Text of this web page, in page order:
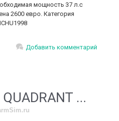
мощность 37 л.с
2600 евро. Категория
Добавить комментарий
...